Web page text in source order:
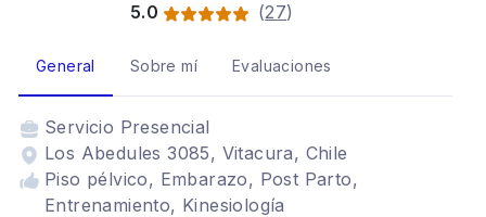
5.0
(27)
General Sobre mí Evaluaciones
Servicio Presencial
Los Abedules 3085, Vitacura, Chile
Piso pélvico, Embarazo, Post Parto,
Entrenamiento, Kinesiología